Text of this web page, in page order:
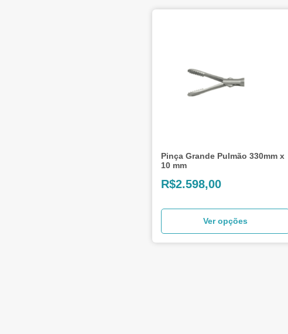
Pinça Grande Pulmão 330mm x
10 mm
R$2.598,00
Ver opções